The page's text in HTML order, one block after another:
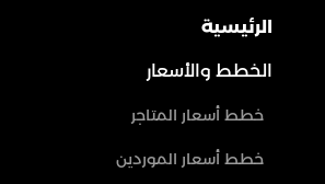
الرئيسية
الخطط والأسعار
خطط أسعار المتاجر
خطط أسعار الموردين